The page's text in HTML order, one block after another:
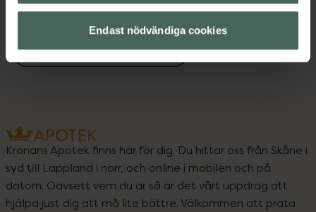
Endast nödvändiga cookies
Rinnande och kliande näsa
Ögonbesvär vid allergi
Kronans Apotek finns här för dig. Du hittar oss från Skåne i
syd till Lappland i norr, och online i mobilen och på
datorn. Oavsett vem du är så är det vårt uppdrag att
hjälpa just dig att må lite bättre. Välkommen att prata